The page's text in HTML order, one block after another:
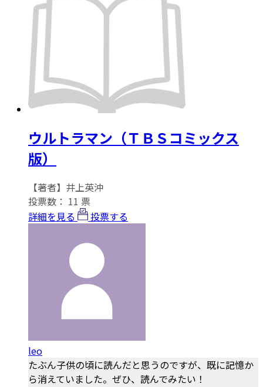
ウルトラマン（ＴＢＳコミックス
版）
【著者】井上英沖
投票数： 11 票
詳細を見る
投票する
leo
たぶん子供の頃に読んだと思うのですが、既に記憶か
ら消えていました。ぜひ、読んでみたい！